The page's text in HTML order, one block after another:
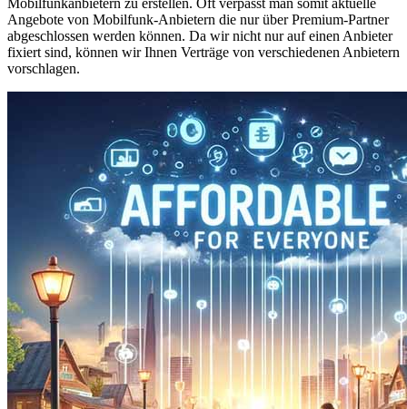
Angebote von Mobilfunk-Anbietern die nur über Premium-Partner
abgeschlossen werden können. Da wir nicht nur auf einen Anbieter
fixiert sind, können wir Ihnen Verträge von verschiedenen Anbietern
vorschlagen.